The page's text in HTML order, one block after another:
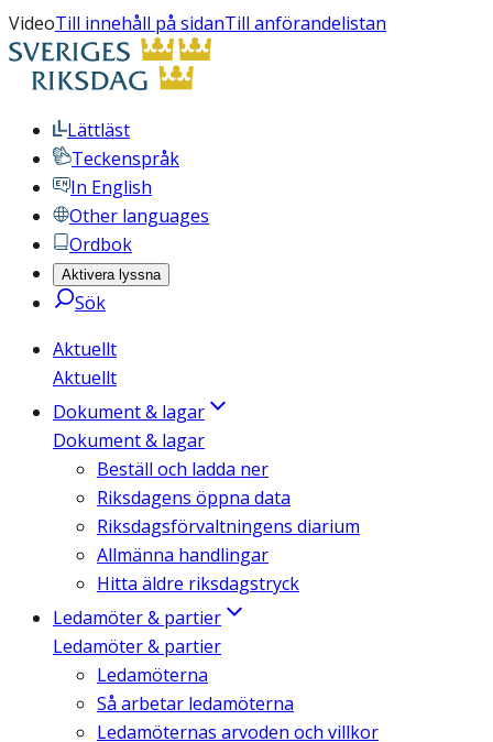
VideoTill innehåll på sidanTill anförandelistan
Lättläst
Teckenspråk
In English
Other languages
Ordbok
Aktivera lyssna
Sök
Aktuellt
Aktuellt
Dokument & lagar
Dokument & lagar
Beställ och ladda ner
Riksdagens öppna data
Riksdagsförvaltningens diarium
Allmänna handlingar
Hitta äldre riksdagstryck
Ledamöter & partier
Ledamöter & partier
Ledamöterna
Så arbetar ledamöterna
Ledamöternas arvoden och villkor